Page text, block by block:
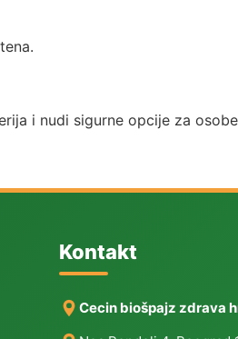
i nudi sigurne opcije za
Kontakt
Cecin biošpajz zdrava